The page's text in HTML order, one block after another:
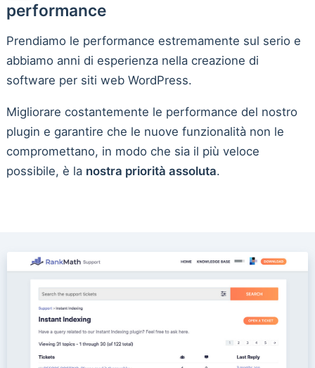
performance
Prendiamo le performance estremamente sul serio e
abbiamo anni di esperienza nella creazione di
software per siti web WordPress.
Migliorare costantemente le performance del nostro
plugin e garantire che le nuove funzionalità non le
compromettano, in modo che sia il più veloce
possibile, è la nostra priorità assoluta.